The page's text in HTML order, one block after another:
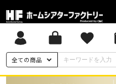
全ての商品